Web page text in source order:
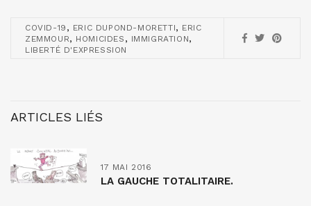
COVID-19 , ERIC DUPOND-MORETTI, ERIC
ZEMMOUR, HOMICIDES , IMMIGRATION,
LIBERTÉ D'EXPRESSION
ARTICLES LIÉS
17 MAI 2016
LA GAUCHE TOTALITAIRE.